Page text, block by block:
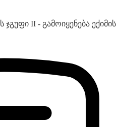
II - გამოიყენება